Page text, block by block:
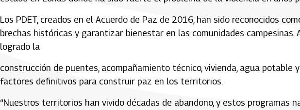
Los PDET, creados en el Acuerdo de Paz de 2016, han sido reconocidos
brechas históricas y garantizar bienestar en las comunidades campesinas.
logrado la
construcción de puentes, acompañamiento técnico, vivienda, agua potable
factores definitivos para construir paz en los territorios.
“Nuestros territorios han vivido décadas de abandono, y estos programas